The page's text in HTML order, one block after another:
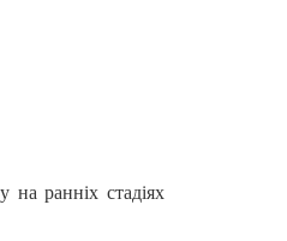
на ранніх стадіях